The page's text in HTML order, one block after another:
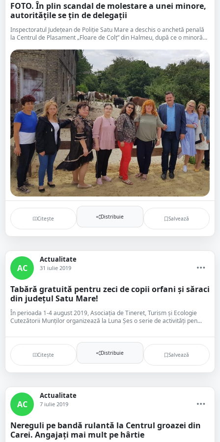
FOTO. În plin scandal de molestare a unei minore,
autoritățile se țin de delegații
Inspectoratul Județean de Poliție Satu Mare a deschis o anchetă penală
la Centrul de Plasament „Floare de Colț” din Halmeu, după ce o minoră...
Citește Distribuie Salvează
AC
Actualitate
31 iulie 2019
Tabără gratuită pentru zeci de copii orfani și săraci
din județul Satu Mare!
În perioada 1-4 august 2019, Asociația de Tineret, Turism și Ecologie
Cutezătorii Munților organizează la Luna Șes o serie de activități pen...
Citește Distribuie Salvează
AC
Actualitate
7 iulie 2019
Nereguli pe bandă rulantă la Centrul groazei din
Carei. Angajați mai mult pe hârtie